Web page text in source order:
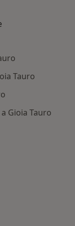
Tauro
Gioia Tauro